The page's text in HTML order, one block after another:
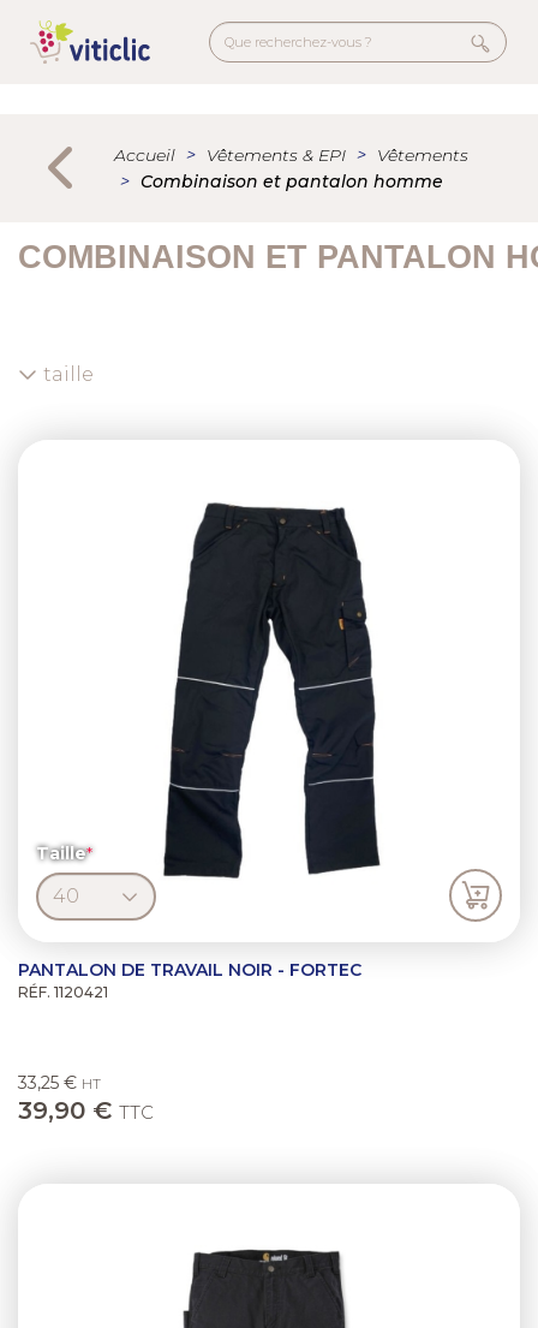
contenu
Accueil Vêtements & EPI
Vêtements
Combinaison et pantalon homme
COMBINAISON ET PANTALON
taille
Taille
PANTALON DE TRAVAIL NOIR - FORTEC
RÉF. 1120421
33,25 € HT
39,90 € TTC